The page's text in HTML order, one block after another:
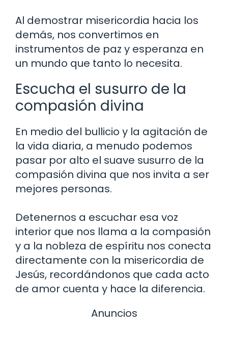
Al demostrar misericordia hacia los
demás, nos convertimos en
instrumentos de paz y esperanza en
un mundo que tanto lo necesita.
Escucha el susurro de la
compasión divina
En medio del bullicio y la agitación de
la vida diaria, a menudo podemos
pasar por alto el suave susurro de la
compasión divina que nos invita a ser
mejores personas.
Detenernos a escuchar esa voz
interior que nos llama a la compasión
y a la nobleza de espíritu nos conecta
directamente con la misericordia de
Jesús, recordándonos que cada acto
de amor cuenta y hace la diferencia.
Anuncios